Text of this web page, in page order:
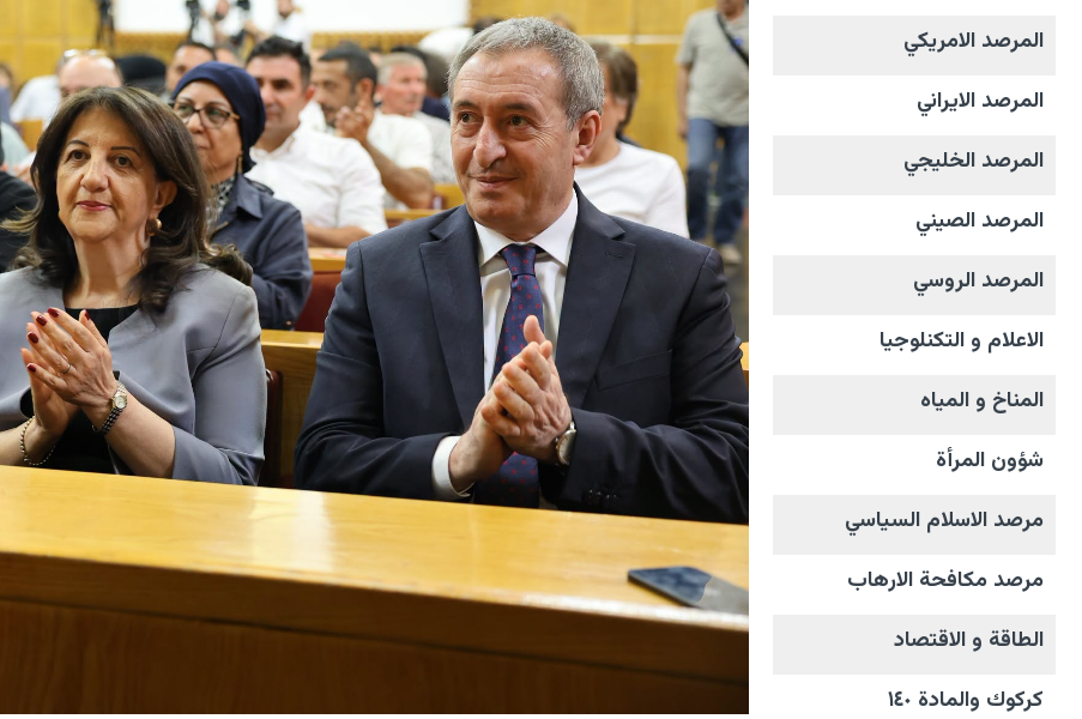
المرصد الامریکي
المرصد الايراني
المرصد الخليجي
المرصد الصيني
المرصد الروسي
الاعلام و التکنلوجیا
المناخ و المیاه
شؤون المرأة
مرصد الاسلام السياسي
مرصد مكافحة الارهاب
الطاقة و الاقتصاد
كركوك والمادة ١٤٠